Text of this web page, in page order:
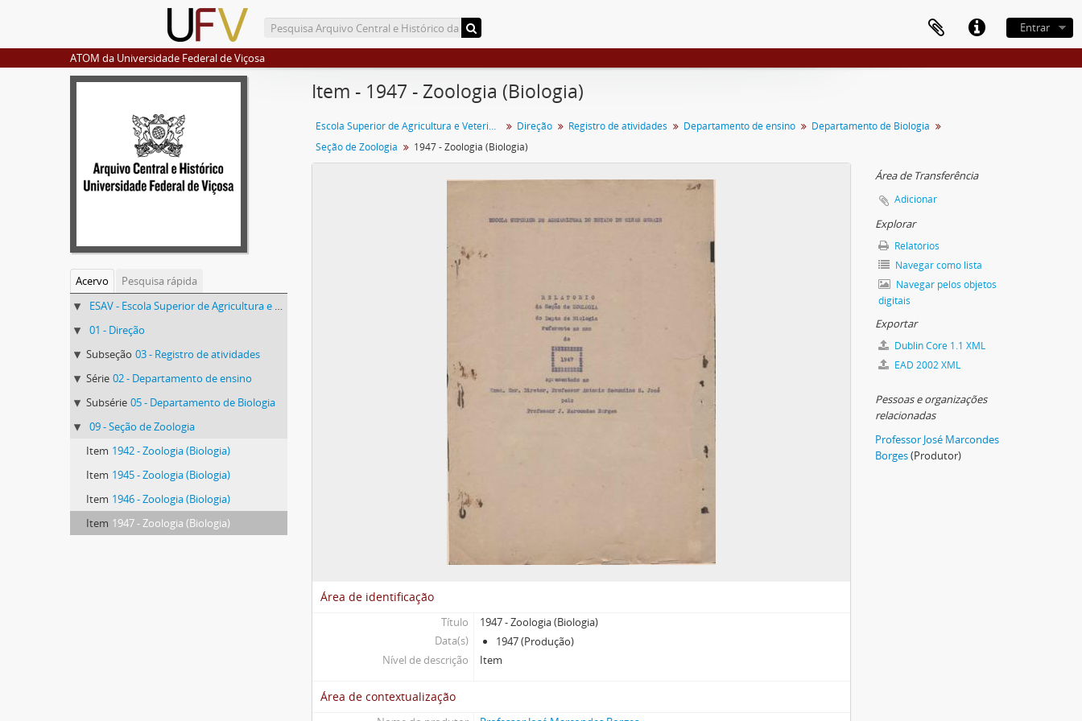
Entrar
ATOM da Universidade Federal de Viçosa
Acervo
Pesquisa rápida
ESAV - Escola Superior de Agricultura e Veterinária (ESAV)
01 - Direção
Subseção 03 - Registro de atividades
Série 02 - Departamento de ensino
Subsérie 05 - Departamento de Biologia
09 - Seção de Zoologia
Item 1942 - Zoologia (Biologia)
Item 1945 - Zoologia (Biologia)
Item 1946 - Zoologia (Biologia)
Item 1947 - Zoologia (Biologia)
Item - 1947 - Zoologia (Biologia)
Escola Superior de Agricultura e Veterinária (ESAV) Direção Registro de atividades Departamento de ensino
Departamento de Biologia
Seção de Zoologia
1947 - Zoologia (Biologia)
Área de identificação
Título
1947 - Zoologia (Biologia)
Data(s)
1947 (Produção)
Nível de descrição
Item
Área de contextualização
Área de Transferência
Adicionar
Explorar
Relatórios
Navegar como lista
Navegar pelos objetos
digitais
Exportar
Dublin Core 1.1 XML
EAD 2002 XML
Pessoas e organizações
relacionadas
Professor José Marcondes
Borges(Produtor)